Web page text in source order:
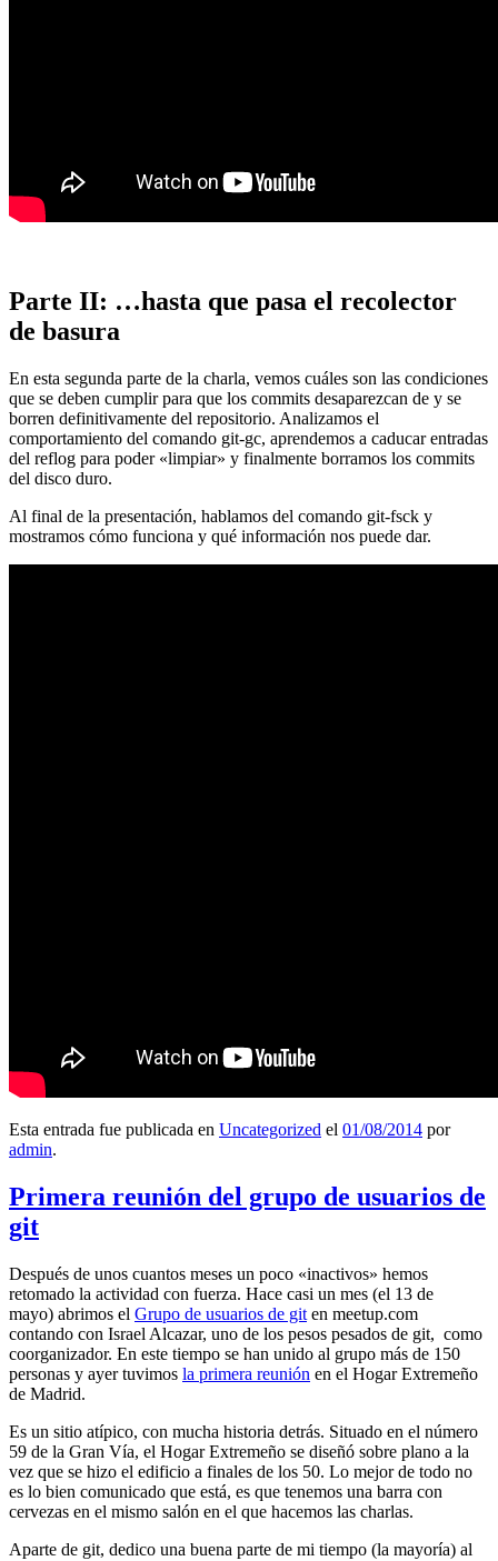
Parte II: …hasta que pasa el recolector
de basura
En esta segunda parte de la charla, vemos cuáles son las condiciones
que se deben cumplir para que los commits desaparezcan de y se
borren definitivamente del repositorio. Analizamos el
comportamiento del comando git-gc, aprendemos a caducar entradas
del reflog para poder «limpiar» y finalmente borramos los commits
del disco duro.
Al final de la presentación, hablamos del comando git-fsck y
mostramos cómo funciona y qué información nos puede dar.
Esta entrada fue publicada en Uncategorized el 01/08/2014 por
admin.
Primera reunión del grupo de usuarios de
git
Después de unos cuantos meses un poco «inactivos» hemos
retomado la actividad con fuerza. Hace casi un mes (el 13 de
mayo) abrimos el Grupo de usuarios de git en meetup.com
contando con Israel Alcazar, uno de los pesos pesados de git, como
coorganizador. En este tiempo se han unido al grupo más de 150
personas y ayer tuvimos la primera reunión en el Hogar Extremeño
de Madrid.
Es un sitio atípico, con mucha historia detrás. Situado en el número
59 de la Gran Vía, el Hogar Extremeño se diseñó sobre plano a la
vez que se hizo el edificio a finales de los 50. Lo mejor de todo no
es lo bien comunicado que está, es que tenemos una barra con
cervezas en el mismo salón en el que hacemos las charlas.
Aparte de git, dedico una buena parte de mi tiempo (la mayoría) al